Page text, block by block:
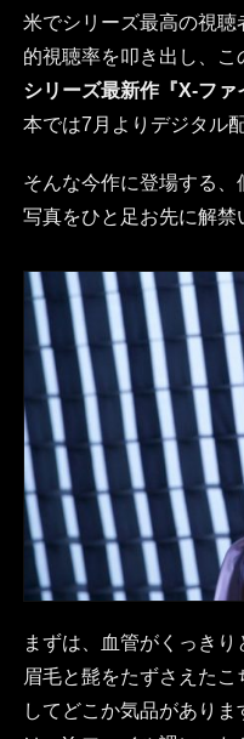
米でシリーズ最高の視
的視聴率を叩き出し、こ
シリーズ最新作『X-ファ
本では7月よりデジタル
そんな今作に登場する
写真をひと足お先に解禁
まずは、血管がくっき
眉毛と髭をたずさえた
してどこか気品があり